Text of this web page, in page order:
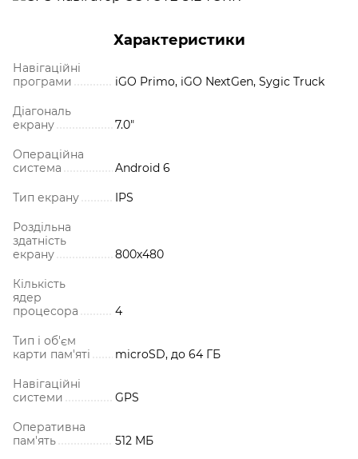
Характеристики
Навігаційні
програми
iGO Primo, iGO NextGen, Sygic Truck
Діагональ
екрану
7.0"
Операційна
система
Android 6
Тип екрану IPS
Роздільна
здатність
екрану
800х480
Кількість
ядер
процесора
4
Тип і об'єм
карти пам'яті
microSD, до 64 ГБ
Навігаційні
системи
GPS
Оперативна
пам'ять
512 МБ